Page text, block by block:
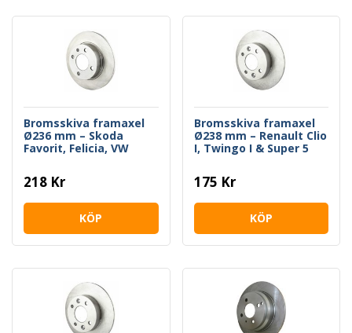
Bromsskiva framaxel
Ø236 mm – Skoda
Favorit, Felicia, VW
218 Kr
KÖP
Bromsskiva framaxel
Ø238 mm – Renault Clio
I, Twingo I & Super 5
175 Kr
KÖP